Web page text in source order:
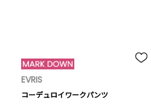
EVRIS
コーデュロイワークパンツ